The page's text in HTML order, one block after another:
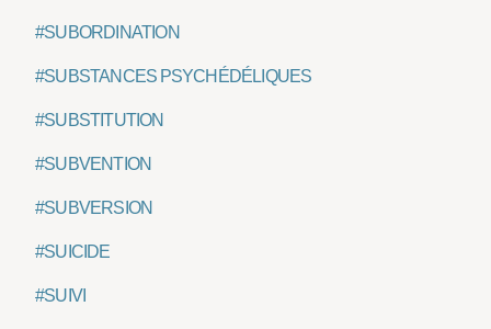
#SUBORDINATION
#SUBSTANCES PSYCHÉDÉLIQUES
#SUBSTITUTION
#SUBVENTION
#SUBVERSION
#SUICIDE
#SUIVI